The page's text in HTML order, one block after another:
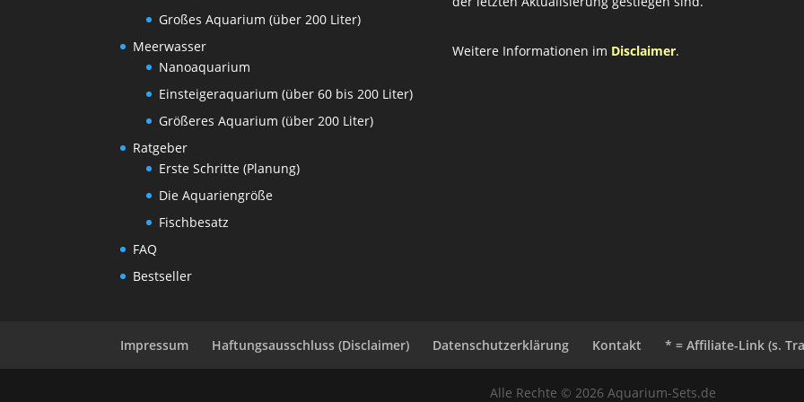
Großes Aquarium (über 200 Liter)
Meerwasser
Nanoaquarium
Einsteigeraquarium (über 60 bis 200 Liter)
Größeres Aquarium (über 200 Liter)
Ratgeber
Erste Schritte (Planung)
Die Aquariengröße
Fischbesatz
FAQ
Bestseller
Weitere Informationen im Disclaimer.
Impressum Haftungsausschluss (Disclaimer) Datenschutzerklärung Kontakt * = Affiliate-Link (s.
Alle Rechte © 2026 Aquarium-Sets.de